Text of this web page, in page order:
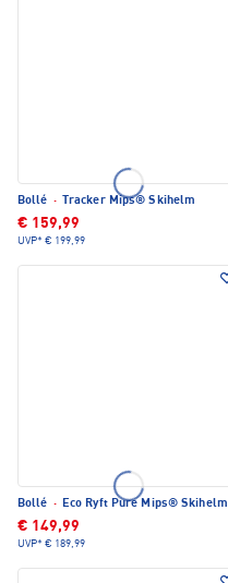
Bollé · Tracker Mips® Skihelm
€ 159,99
UVP* € 199,99
Bollé · Eco Ryft Pure Mips® Skihelm
€ 149,99
UVP* € 189,99